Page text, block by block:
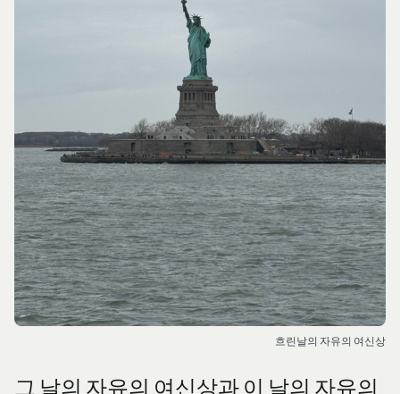
흐린날의 자유의 여신상
그 날의 자유의 여신상과 이 날의 자유의